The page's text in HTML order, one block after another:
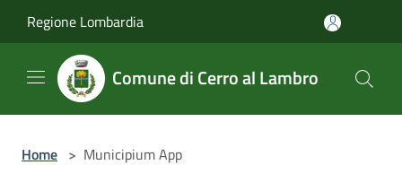
Regione Lombardia
Comune di Cerro al Lambro
Home > Municipium App